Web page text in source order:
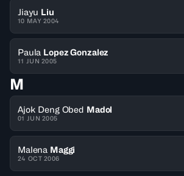
Jiayu Liu
10 MAY 2004
Paula Lopez Gonzalez
11 JUN 2005
M
Ajok Deng Obed Madol
01 JUN 2005
Malena Maggi
24 OCT 2006